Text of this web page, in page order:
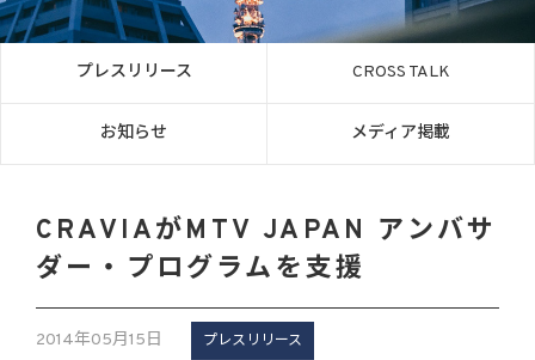
プレスリリース CROSS TALK
お知らせ メディア掲載
CRAVIAがMTV JAPAN アンバサ
ダー・プログラムを支援
2014年05月15日 プレスリリース